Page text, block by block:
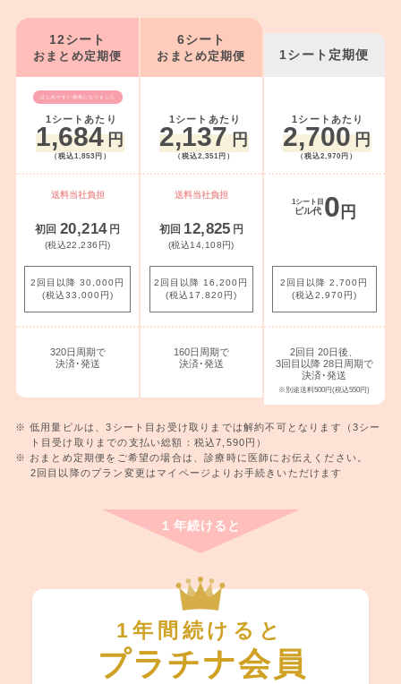
12シート
おまとめ定期便
はじめやすい価格になりました
1シートあたり
1,684 円
（税込1,853円）
送料当社負担
初回 20,214 円
(税込22,236円)
2回目以降 30,000円
(税込33,000円)
320日周期で
決済･発送
6シート
おまとめ定期便
1シートあたり
2,137 円
（税込2,351円）
送料当社負担
初回 12,825 円
(税込14,108円)
2回目以降 16,200円
(税込17,820円)
160日周期で
決済･発送
1シート定期便
1シートあたり
2,700 円
（税込2,970円）
1シート目
ピル代 0 円
2回目以降 2,700円
(税込2,970円)
2回目 20日後、
3回目以降 28日周期で
決済･発送
※別途送料500円(税込550円)
低用量ピルは、3シート目お受け取りまでは解約不可となります（3シー
ト目受け取りまでの支払い総額：税込7,590円）
おまとめ定期便をご希望の場合は、診療時に医師にお伝えください。
2回目以降のプラン変更はマイページよりお手続きいただけます
１年続けると
1年間続けると
プラチナ会員